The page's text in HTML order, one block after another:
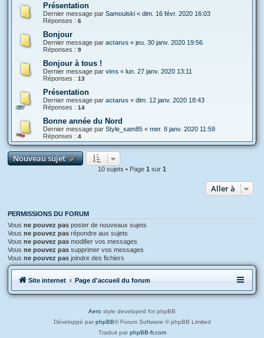
Présentation
Dernier message par Samoulski « dim. 16 févr. 2020 16:03
Réponses : 6
Bonjour
Dernier message par actarus « jeu. 30 janv. 2020 19:56
Réponses : 9
Bonjour à tous !
Dernier message par vins « lun. 27 janv. 2020 13:11
Réponses : 13
Présentation
Dernier message par actarus « dim. 12 janv. 2020 18:43
Réponses : 14
Bonne année du Nord
Dernier message par Style_sam85 « mer. 8 janv. 2020 11:59
Réponses : 4
Nouveau sujet
10 sujets • Page 1 sur 1
Aller à
PERMISSIONS DU FORUM
Vous ne pouvez pas poster de nouveaux sujets
Vous ne pouvez pas répondre aux sujets
Vous ne pouvez pas modifier vos messages
Vous ne pouvez pas supprimer vos messages
Vous ne pouvez pas joindre des fichiers
Site internet Page d'accueil du forum
Aero style developed for phpBB
Développé par phpBB® Forum Software © phpBB Limited
Traduit par phpBB-fr.com